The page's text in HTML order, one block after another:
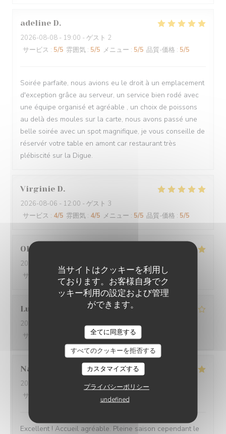
当サイトはクッキーを利用し
ております。お客様自身でク
ッキー利用の設定および管理
ができます。
全てに同意する
すべてのクッキーを拒否する
カスタマイズする
プライバシーポリシー
undefined
adeline D
2026-08-08 - 19:00 - ゲスト 2
サービス : 5/5 雰囲気 : 5/5 メニュー : 5/5 品質-価格 : 5/5
Soirée parfaite, nous avions eu le droit à un emplacement
d'exception grâce au serveur, un service bien rodé avec
une équipe organisé et agréable , un choix de poissons
au delà des moules sur la carte, nous avons passé une
belle soirée avec un spot magnifique, je vous conseille de
réservér votre table en amont car restaurant très
plébiscité sur la Digue.
Virginie D
2026-08-06 - 12:00 - ゲスト 3
サービス : 4/5 雰囲気 : 4/5 メニュー : 5/5 品質-価格 : 5/5
Olivier
2026-08-04
- 12:00 - ゲスト 4
サービス
/5 雰囲気 : 5/5 メニュー : 5/5 品質-価格
Ludovic
2026-08-03
- 19:00 - ゲスト 5
サービス
雰囲気 4/5 メニュー :4 /5
Nathalie
2026-08-04
- 14:15 - ゲスト 2
サービス
メニュー
Excellent ! Accueil agréable. Pleine saison cependant le